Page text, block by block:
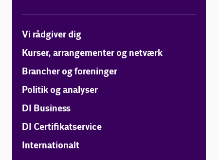
Vi rådgiver dig
Kurser, arrangementer og netværk
Brancher og foreninger
Politik og analyser
DI Business
DI Certifikatservice
Internationalt